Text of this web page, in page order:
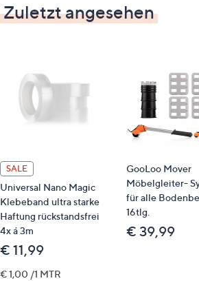
Zuletzt angesehen
SALE
Universal Nano Magic
Klebeband ultra starke
Haftung rückstandsfrei
4x á 3m
€ 11,99
€ 1,00 /1 MTR
GooLoo Mover
Möbelgleiter-
für alle
16tlg.
€ 39,99